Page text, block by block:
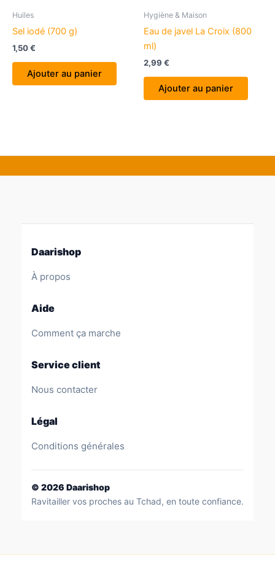
Huiles
Sel iodé (700 g)
1,50€
Ajouter au panier
Hygiène & Maison
Eau de javel La Croix (800
ml)
2,99 €
Ajouter au panier
Daarishop
À propos
Aide
Comment ça marche
Service client
Nous contacter
Légal
Conditions générales
© 2026 Daarishop
Ravitailler vos proches au Tchad, en toute confiance.